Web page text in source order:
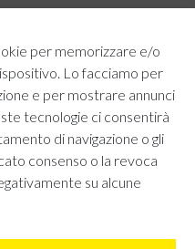
per memorizzare e/o
Lo facciamo per
e per mostrare annunci
tecnologie ci consentirà
di navigazione o gli
consenso o la revoca
su alcune